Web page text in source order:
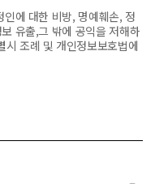
에 대한 비방, 명예훼손, 정
유출,그 밖에 공익을 저해하
시 조례 및 개인정보보호법에